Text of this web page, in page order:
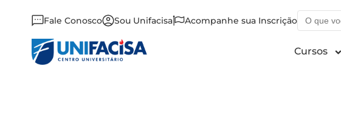
Fale Conosco Sou Unifacisa Acompanhe sua Inscrição
que
procura?
Cursos